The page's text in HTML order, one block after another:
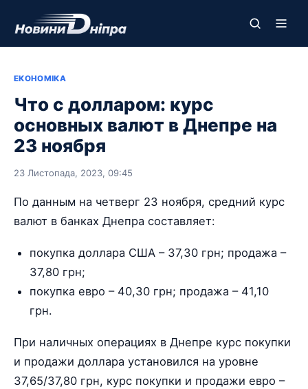
ЕКОНОМІКА
Что с долларом: курс
основных валют в Днепре на
23 ноября
23 Листопада, 2023, 09:45
По данным на четверг 23 ноября, средний курс
валют в банках Днепра составляет:
покупка доллара США – 37,30 грн; продажа –
37,80 грн;
покупка евро – 40,30 грн; продажа – 41,10
грн.
При наличных операциях в Днепре курс покупки
и продажи доллара установился на уровне
37,65/37,80 грн, курс покупки и продажи евро –